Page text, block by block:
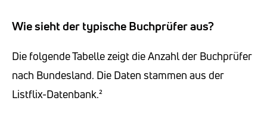
Wie sieht der typische Buchprüfer aus?
Die folgende Tabelle zeigt die Anzahl der Buchprüfer
nach Bundesland. Die Daten stammen aus der
Listflix-Datenbank.²